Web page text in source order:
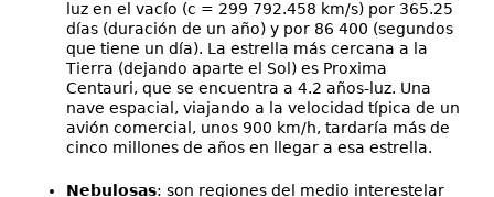
luz en el vacío (c = 299 792.458 km/s) por 365.25
días (duración de un año) y por 86 400 (segundos
que tiene un día). La estrella más cercana a la
Tierra (dejando aparte el Sol) es Proxima
Centauri, que se encuentra a 4.2 años-luz. Una
nave espacial, viajando a la velocidad típica de un
avión comercial, unos 900 km/h, tardaría más de
cinco millones de años en llegar a esa estrella.
Nebulosas: son regiones del medio interestelar